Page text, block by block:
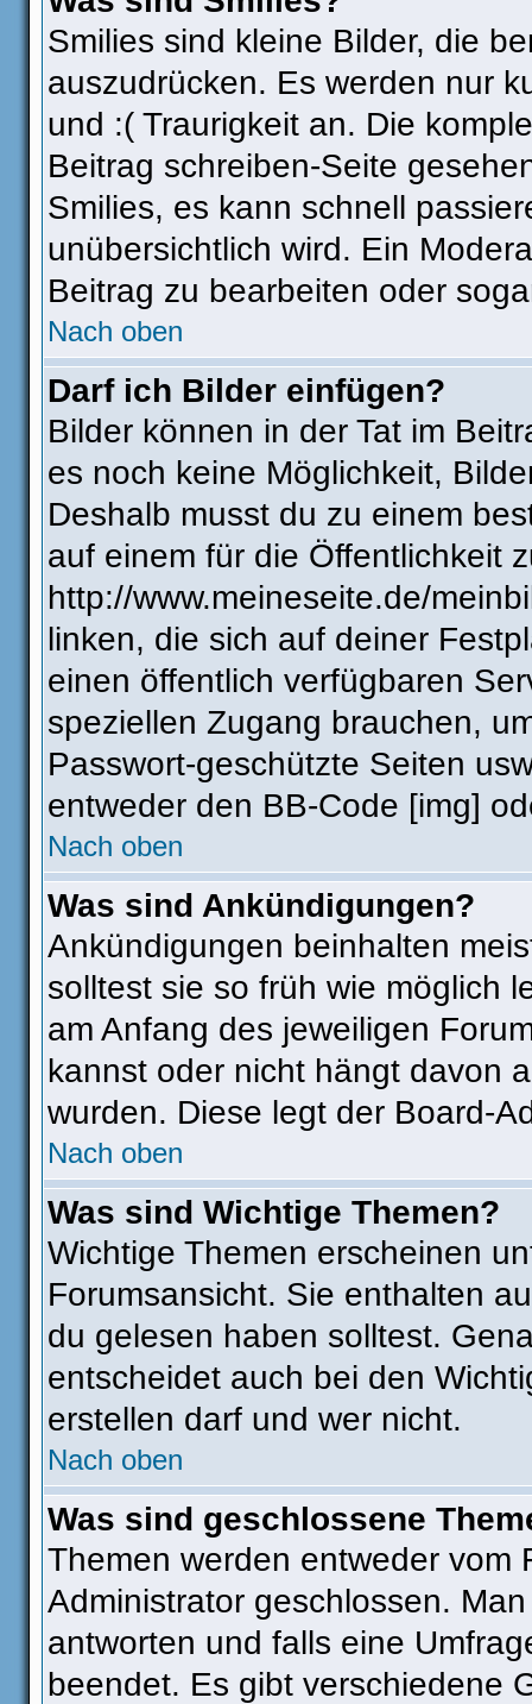
Smilies sind kleine Bilder, die
auszudrücken. Es werden nur
und :( Traurigkeit an. Die
Beitrag schreiben-Seite
Smilies, es kann schnell
unübersichtlich wird. Ein
Beitrag zu bearbeiten oder
Nach oben
Darf ich Bilder einfügen?
Bilder können in der Tat im
es noch keine Möglichkeit,
Deshalb musst du zu einem
auf einem für die Öffentlichkeit
http://www.meineseite.de/
linken, die sich auf deiner
einen öffentlich verfügbaren
speziellen Zugang brauchen,
Passwort-geschützte Seiten
entweder den BB-Code [img]
Nach oben
Was sind Ankündigungen?
Ankündigungen beinhalten
solltest sie so früh wie möglich
am Anfang des jeweiligen
kannst oder nicht hängt davon
wurden. Diese legt der Board-
Nach oben
Was sind Wichtige Themen?
Wichtige Themen erscheinen
Forumsansicht. Sie enthalten
du gelesen haben solltest.
entscheidet auch bei den
erstellen darf und wer nicht.
Nach oben
Was sind geschlossene
Themen werden entweder vom
Administrator geschlossen.
antworten und falls eine
beendet. Es gibt verschiedene